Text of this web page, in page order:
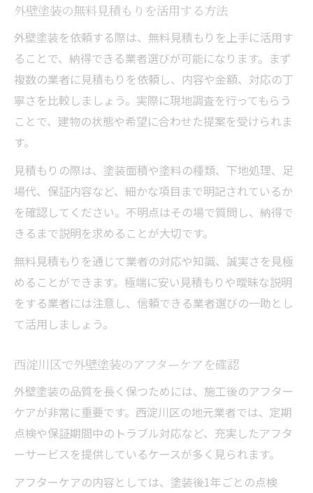
外壁塗装の無料見積もりを活用する方法
外壁塗装を依頼する際は、無料見積もりを上手に活用す
ることで、納得できる業者選びが可能になります。まず
複数の業者に見積もりを依頼し、内容や金額、対応の丁
寧さを比較しましょう。実際に現地調査を行ってもらう
ことで、建物の状態や希望に合わせた提案を受けられま
す。
見積もりの際は、塗装面積や塗料の種類、下地処理、足
場代、保証内容など、細かな項目まで明記されているか
を確認してください。不明点はその場で質問し、納得で
きるまで説明を求めることが大切です。
無料見積もりを通じて業者の対応や知識、誠実さを見極
めることができます。極端に安い見積もりや曖昧な説明
をする業者には注意し、信頼できる業者選びの一助とし
て活用しましょう。
西淀川区で外壁塗装のアフターケアを確認
外壁塗装の品質を長く保つためには、施工後のアフター
ケアが非常に重要です。西淀川区の地元業者では、定期
点検や保証期間中のトラブル対応など、充実したアフタ
ーサービスを提供しているケースが多く見られます。
アフターケアの内容としては、塗装後1年ごとの点検